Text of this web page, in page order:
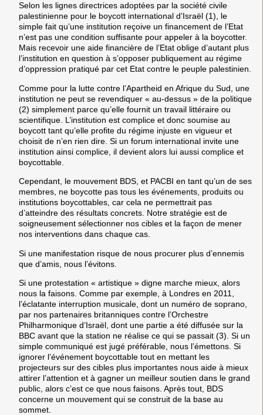
Selon les lignes directrices adoptées par la société civile
palestinienne pour le boycott international d’Israël (1), le
simple fait qu’une institution reçoive un financement de l’Etat
n’est pas une condition suffisante pour appeler à la boycotter.
Mais recevoir une aide financière de l’Etat oblige d’autant plus
l’institution en question à s’opposer publiquement au régime
d’oppression pratiqué par cet Etat contre le peuple palestinien.
Comme pour la lutte contre l’Apartheid en Afrique du Sud, une
institution ne peut se revendiquer « au-dessus » de la politique
(2) simplement parce qu’elle fournit un travail littéraire ou
scientifique. L’institution est complice et donc soumise au
boycott tant qu’elle profite du régime injuste en vigueur et
choisit de n’en rien dire. Si un forum international invite une
institution ainsi complice, il devient alors lui aussi complice et
boycottable.
Cependant, le mouvement BDS, et PACBI en tant qu’un de ses
membres, ne boycotte pas tous les événements, produits ou
institutions boycottables, car cela ne permettrait pas
d’atteindre des résultats concrets. Notre stratégie est de
soigneusement sélectionner nos cibles et la façon de mener
nos interventions dans chaque cas.
Si une manifestation risque de nous procurer plus d’ennemis
que d’amis, nous l’évitons.
Si une protestation « artistique » digne marche mieux, alors
nous la faisons. Comme par exemple, à Londres en 2011,
l’éclatante interruption musicale, dont un numéro de soprano,
par nos partenaires britanniques contre l’Orchestre
Philharmonique d’Israël, dont une partie a été diffusée sur la
BBC avant que la station ne réalise ce qui se passait (3). Si un
simple communiqué est jugé préférable, nous l’émettons. Si
ignorer l’événement boycottable tout en mettant les
projecteurs sur des cibles plus importantes nous aide à mieux
attirer l’attention et à gagner un meilleur soutien dans le grand
public, alors c’est ce que nous faisons. Après tout, BDS
concerne un mouvement qui se construit de la base au
sommet.